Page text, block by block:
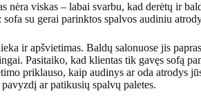
nėra viskas – labai svarbu, kad derėtų ir
su gerai parinktos spalvos audiniu
ir apšvietimas. Baldų salonuose jis
Pasitaiko, kad klientas tik gavęs sofą
priklauso, kaip audinys ar oda atrodys
ar patikusių spalvų paletes.